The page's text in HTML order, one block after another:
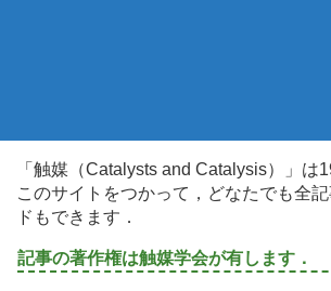
「触媒（Catalysts and Catalysis）」
このサイトをつかって，どなたでも全
ドもできます．
記事の著作権は触媒学会が有します．